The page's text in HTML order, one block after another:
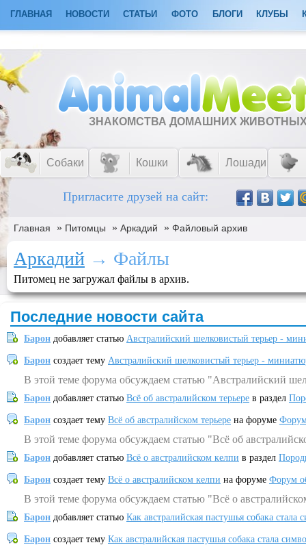
ГЛАВНАЯ НОВОСТИ СТАТЬИ ФОТО БЛОГИ КЛУБЫ
ЗНАКОМСТВА ДОМАШНИХ
Собаки Кошки Лошади
Пригласите друзей на сайт:
Главная » Питомцы » Аркадий » Файловый архив
Аркадий → Файлы
Питомец не загружал файлы в архив.
Последние новости сайта
Барон добавляет статью Австралийский шелковистый терьер -
Барон создает тему Австралийский шелковистый терьер -
В этой теме форума обсуждаем статью "Австралийский
Барон добавляет статью Всё об австралийском терьере в раздел
Барон создает тему Всё об австралийском терьере на форуме
В этой теме форума обсуждаем статью "Всё об
Барон добавляет статью Всё о австралийском келпи в раздел
Барон создает тему Всё о австралийском келпи на форуме Форум
В этой теме форума обсуждаем статью "Всё о
Барон добавляет статью Как австралийская пастушья собака
Барон создает тему Как австралийская пастушья собака стала